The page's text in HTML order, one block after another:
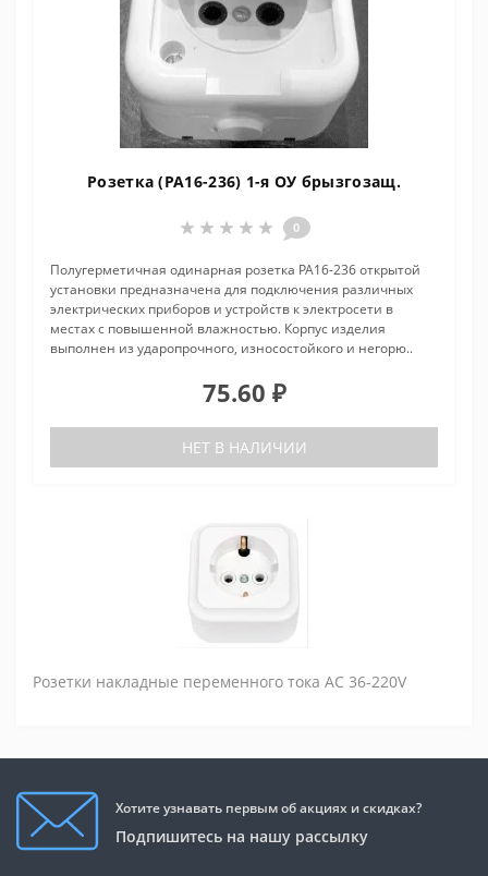
Розетка (РА16-236) 1-я ОУ брызгозащ.
0
Полугерметичная одинарная розетка РА16-236 открытой
установки предназначена для подключения различных
электрических приборов и устройств к электросети в
местах с повышенной влажностью. Корпус изделия
выполнен из ударопрочного, износостойкого и негорю..
75.60 ₽
НЕТ В НАЛИЧИИ
Розетки накладные переменного тока AC 36-220V
Хотите узнавать первым об акциях и скидках?
Подпишитесь на нашу рассылку